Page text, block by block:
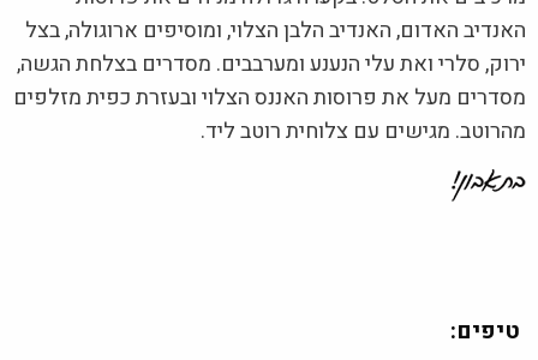
האנדיב האדום, האנדיב הלבן הצלוי, ומוסיפים ארוגולה, בצל
ירוק, סלרי ואת עלי הנענע ומערבבים. מסדרים בצלחת הגשה,
מסדרים מעל את פרוסות האננס הצלוי ובעזרת כפית מזלפים
מהרוטב. מגישים עם צלוחית רוטב ליד.
טיפים: